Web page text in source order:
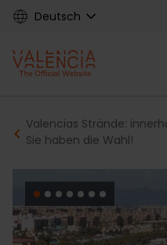
Skip
content
Deutsch
Main
navigation
Valencias Strände:
Sie haben die Wahl!